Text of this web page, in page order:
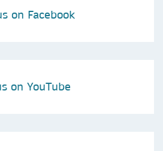
on Facebook
on YouTube